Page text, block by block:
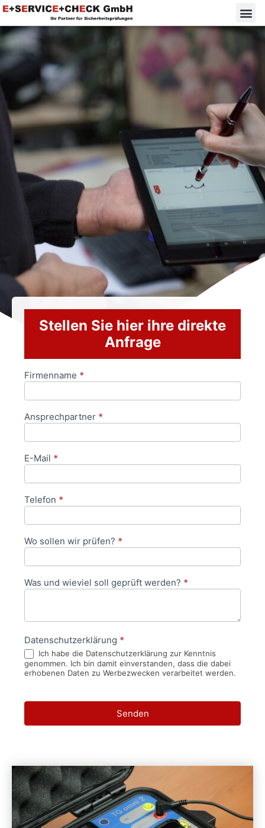
Stellen Sie hier ihre direkte
Anfrage
Anfrageformular
Firmenname *
Ansprechpartner *
E-Mail *
Telefon *
Wo sollen wir prüfen? *
Was und wieviel soll geprüft werden? *
Datenschutzerklärung *
Ich habe die Datenschutzerklärung zur Kenntnis
genommen. Ich bin damit einverstanden, dass die dabei
erhobenen Daten zu Werbezwecken verarbeitet werden.
Senden